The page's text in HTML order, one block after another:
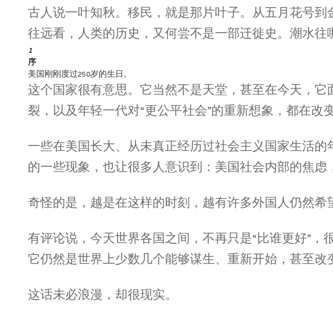
古人说一叶知秋。移民，就是那片叶子。从五月花号
往远看，人类的历史，又何尝不是一部迁徙史。潮水
1
序
美国刚刚度过250岁的生日。
这个国家很有意思。它当然不是天堂，甚至在今天，
裂，以及年轻一代对“更公平社会”的重新想象，都在改
一些在美国长大、从未真正经历过社会主义国家生活
的一些现象，也让很多人意识到：美国社会内部的焦
奇怪的是，越是在这样的时刻，越有许多外国人仍然
有评论说，今天世界各国之间，不再只是“比谁更好”
它仍然是世界上少数几个能够谋生、重新开始，甚至改
这话未必浪漫，却很现实。